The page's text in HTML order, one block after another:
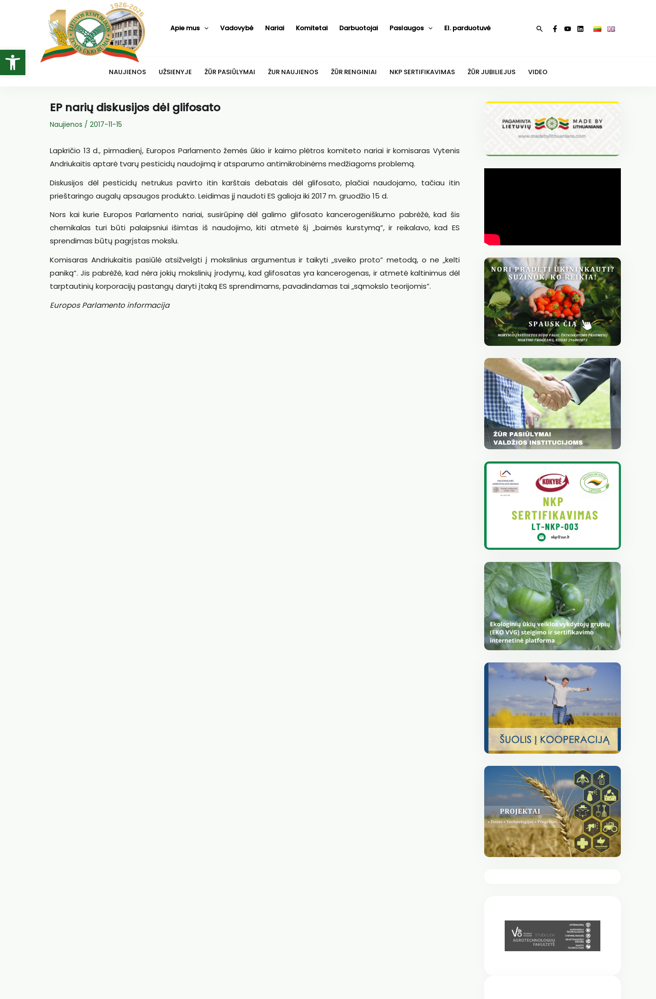
Open toolbar
Apie mus Vadovybė Nariai Komitetai Darbuotojai Paslaugos El. parduotuvė Paieška
NAUJIENOS UŽSIENYJE ŽŪR PASIŪLYMAI ŽUR NAUJIENOS ŽŪR RENGINIAI NKP SERTIFIKAVIMAS ŽŪR JUBILIEJUS VIDEO
EP narių diskusijos dėl glifosato
Naujienos / 2017-11-15
Lapkričio 13 d., pirmadienį, Europos Parlamento žemės ūkio ir kaimo plėtros komiteto nariai ir komisaras Vytenis
Andriukaitis aptarė tvarų pesticidų naudojimą ir atsparumo antimikrobinėms medžiagoms problemą.
Diskusijos dėl pesticidų netrukus pavirto itin karštais debatais dėl glifosato, plačiai naudojamo, tačiau itin
prieštaringo augalų apsaugos produkto. Leidimas jį naudoti ES galioja iki 2017 m. gruodžio 15 d.
Nors kai kurie Europos Parlamento nariai, susirūpinę dėl galimo glifosato kancerogeniškumo pabrėžė, kad šis
chemikalas turi būti palaipsniui išimtas iš naudojimo, kiti atmetė šį „baimės kurstymą”, ir reikalavo, kad ES
sprendimas būtų pagrįstas mokslu.
Komisaras Andriukaitis pasiūlė atsižvelgti į mokslinius argumentus ir taikyti „sveiko proto” metodą, o ne „kelti
paniką”. Jis pabrėžė, kad nėra jokių mokslinių įrodymų, kad glifosatas yra kancerogenas, ir atmetė kaltinimus dėl
tarptautinių korporacijų pastangų daryti įtaką ES sprendimams, pavadindamas tai „sąmokslo teorijomis”.
Europos Parlamento informacija